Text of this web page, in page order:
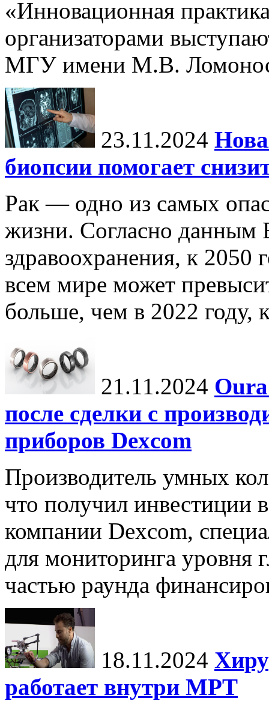
«Инновационная
организаторами
МГУ имени М.В.
23.11.2024
биопсии помогает
Рак — одно из самых
жизни. Согласно данным
здравоохранения, к 2050
всем мире может
больше, чем в 2022 году,
21.11.2024
после сделки с
приборов Dexcom
Производитель умных
что получил инвестиции
компании Dexcom,
для мониторинга уровня
частью раунда
18.11.2024
работает внутри МРТ